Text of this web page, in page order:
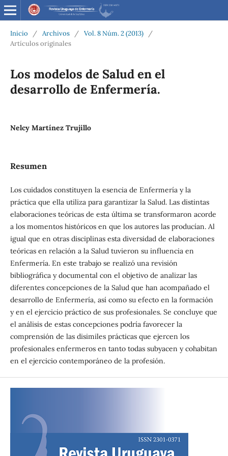
Inicio / Archivos / Vol. 8 Núm. 2 (2013)
/
Artículos originales
Los modelos de Salud en el
desarrollo de Enfermería.
Nelcy Martínez Trujillo
Resumen
Los cuidados constituyen la esencia de Enfermería y la
práctica que ella utiliza para garantizar la Salud. Las distintas
elaboraciones teóricas de esta última se transformaron acorde
a los momentos históricos en que los autores las producían. Al
igual que en otras disciplinas esta diversidad de elaboraciones
teóricas en relación a la Salud tuvieron su influencia en
Enfermería. En este trabajo se realizó una revisión
bibliográfica y documental con el objetivo de analizar las
diferentes concepciones de la Salud que han acompañado el
desarrollo de Enfermería, así como su efecto en la formación
y en el ejercicio práctico de sus profesionales. Se concluye que
el análisis de estas concepciones podría favorecer la
comprensión de las disimiles prácticas que ejercen los
profesionales enfermeros en tanto todas subyacen y cohabitan
en el ejercicio contemporáneo de la profesión.